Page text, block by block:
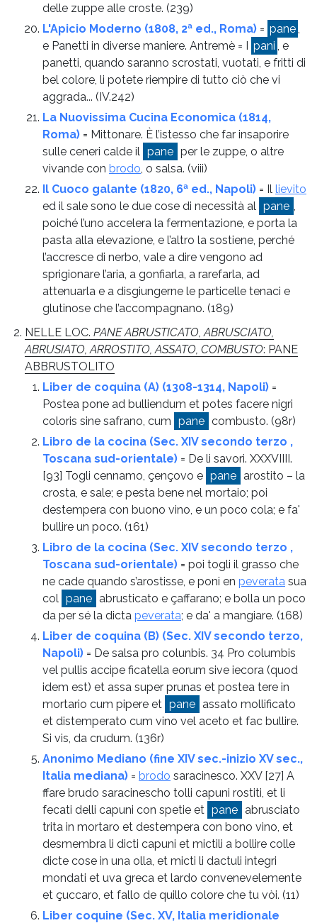
delle zuppe alle croste. (239)
L'Apicio Moderno (1808, 2ª ed., Roma) = pane,
e Panetti in diverse maniere. Antremè = I pani , e
panetti, quando saranno scrostati, vuotati, e fritti di
bel colore, li potete riempire di tutto ciò che vi
aggrada... (IV.242)
La Nuovissima Cucina Economica (1814,
Roma) = Mittonare. È l’istesso che far insaporire
sulle ceneri calde il pane per le zuppe, o altre
vivande con brodo, o salsa. (viii)
Il Cuoco galante (1820, 6ª ed., Napoli) = Il lievito
ed il sale sono le due cose di necessità al pane ,
poiché l’uno accelera la fermentazione, e porta la
pasta alla elevazione, e l’altro la sostiene, perché
l’accresce di nerbo, vale a dire vengono ad
sprigionare l’aria, a gonfiarla, a rarefarla, ad
attenuarla e a disgiungerne le particelle tenaci e
glutinose che l’accompagnano. (189)
NELLE LOC. PANE ABRUSTICATO, ABRUSCIATO,
ABRUSIATO, ARROSTITO, ASSATO, COMBUSTO: PANE
ABBRUSTOLITO
Liber de coquina (A) (1308-1314, Napoli) =
Postea pone ad bulliendum et potes facere nigri
coloris sine safrano, cum pane combusto. (98r)
Libro de la cocina (Sec. XIV secondo terzo ,
Toscana sud-orientale) = De li savori. XXXVIIII.
[93] Togli cennamo, çençovo e pane arostito – la
crosta, e sale; e pesta bene nel mortaio; poi
destempera con buono vino, e un poco cola; e fa'
bullire un poco. (161)
Libro de la cocina (Sec. XIV secondo terzo ,
Toscana sud-orientale) = poi togli il grasso che
ne cade quando s’arostisse, e poni en peverata sua
col pane abrusticato e çaffarano; e bolla un poco
da per sé la dicta peverata; e da' a mangiare. (168)
Liber de coquina (B) (Sec. XIV secondo terzo,
Napoli) = De salsa pro colunbis. 34 Pro columbis
vel pullis accipe ficatella eorum sive iecora (quod
idem est) et assa super prunas et postea tere in
mortario cum pipere et pane assato mollificato
et distemperato cum vino vel aceto et fac bullire.
Si vis, da crudum. (136r)
Anonimo Mediano (fine XIV sec.-inizio XV sec.,
Italia mediana) = brodo saracinesco. XXV [27] A
ffare brudo saracinescho tolli capuni rostiti, et li
fecati delli capuni con spetie et pane abrusciato
trita in mortaro et destempera con bono vino, et
desmembra li dicti capuni et mictili a bollire colle
dicte cose in una olla, et micti li dactuli integri
mondati et uva greca et lardo convenevelemente
et çuccaro, et fallo de quillo colore che tu vòi. (11)
Liber coquine (Sec. XV, Italia meridionale